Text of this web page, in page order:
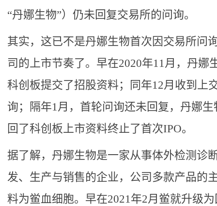
“丹娜生物”）仍未回复交易所的问询。
其实，这已不是丹娜生物首次因交易所问
司的上市节奏了。早在2020年11月，丹娜
科创板提交了招股资料；同年12月收到上
询；隔年1月，首轮问询还未回复，丹娜生
回了科创板上市资料终止了首次IPO。
据了解，丹娜生物是一家从事体外检测诊
发、生产与销售的企业，公司多款产品的
料为鲎血细胞。早在2021年2月鲎就升级